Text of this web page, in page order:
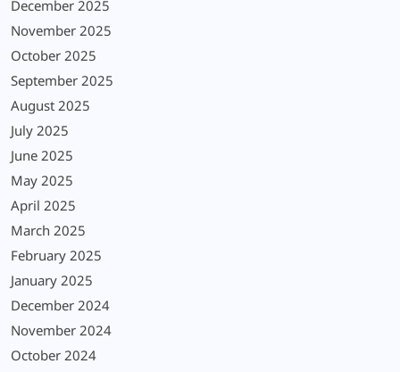
December 2025
November 2025
October 2025
September 2025
August 2025
July 2025
June 2025
May 2025
April 2025
March 2025
February 2025
January 2025
December 2024
November 2024
October 2024